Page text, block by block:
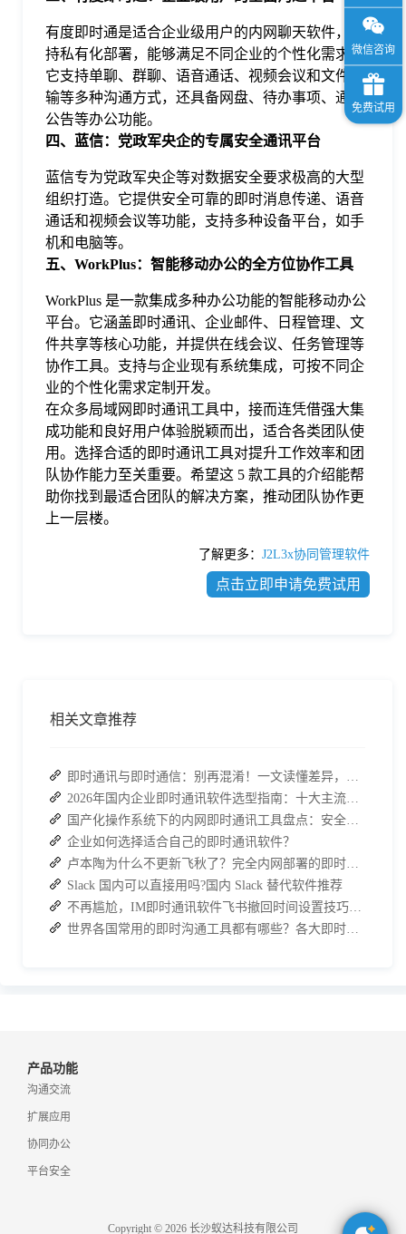
有度即时通是适合企业级用户的内网聊天软件，支
持私有化部署，能够满足不同企业的个性化需求。
它支持单聊、群聊、语音通话、视频会议和文件传
输等多种沟通方式，还具备网盘、待办事项、通知
公告等办公功能。
四、蓝信：党政军央企的专属安全通讯平台
蓝信专为党政军央企等对数据安全要求极高的大型
组织打造。它提供安全可靠的即时消息传递、语音
通话和视频会议等功能，支持多种设备平台，如手
机和电脑等。
五、WorkPlus：智能移动办公的全方位协作工具
WorkPlus 是一款集成多种办公功能的智能移动办公
平台。它涵盖即时通讯、企业邮件、日程管理、文
件共享等核心功能，并提供在线会议、任务管理等
协作工具。支持与企业现有系统集成，可按不同企
业的个性化需求定制开发。
在众多局域网即时通讯工具中，接而连凭借强大集
成功能和良好用户体验脱颖而出，适合各类团队使
用。选择合适的即时通讯工具对提升工作效率和团
队协作能力至关重要。希望这 5 款工具的介绍能帮
助你找到最适合团队的解决方案，推动团队协作更
上一层楼。
了解更多： J2L3x协同管理软件
点击立即申请免费试用
相关文章推荐
即时通讯与即时通信：别再混淆！一文读懂差异，接而连适配企业协作需求
2026年国内企业即时通讯软件选型指南：十大主流平台深度盘点
国产化操作系统下的内网即时通讯工具盘点：安全与高效的双重亮点
企业如何选择适合自己的即时通讯软件？
卢本陶为什么不更新飞秋了？完全内网部署的即时通讯软件推荐
Slack 国内可以直接用吗?国内 Slack 替代软件推荐
不再尴尬，IM即时通讯软件飞书撤回时间设置技巧分享
世界各国常用的即时沟通工具都有哪些？各大即时通讯软件排行榜
产品功能
沟通交流
扩展应用
协同办公
平台安全
Copyright © 2026 长沙蚁达科技有限公司